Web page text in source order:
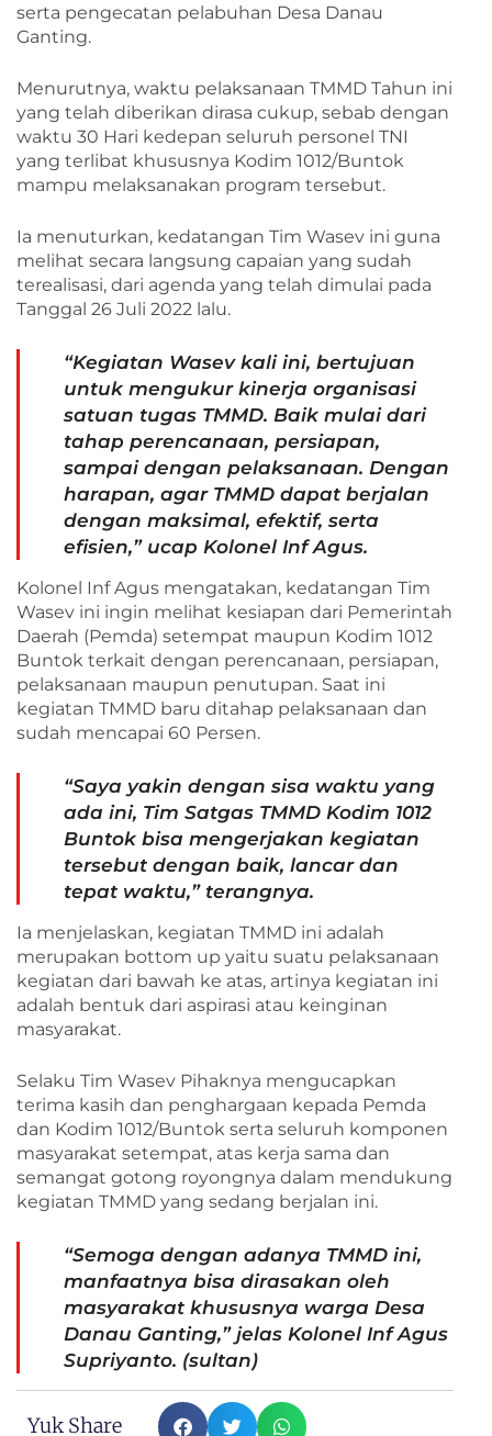
serta pengecatan pelabuhan Desa Danau
Ganting.
Menurutnya, waktu pelaksanaan TMMD Tahun ini
yang telah diberikan dirasa cukup, sebab dengan
waktu 30 Hari kedepan seluruh personel TNI
yang terlibat khususnya Kodim 1012/Buntok
mampu melaksanakan program tersebut.
Ia menuturkan, kedatangan Tim Wasev ini guna
melihat secara langsung capaian yang sudah
terealisasi, dari agenda yang telah dimulai pada
Tanggal 26 Juli 2022 lalu.
“Kegiatan Wasev kali ini, bertujuan
untuk mengukur kinerja organisasi
satuan tugas TMMD. Baik mulai dari
tahap perencanaan, persiapan,
sampai dengan pelaksanaan. Dengan
harapan, agar TMMD dapat berjalan
dengan maksimal, efektif, serta
efisien,” ucap Kolonel Inf Agus.
Kolonel Inf Agus mengatakan, kedatangan Tim
Wasev ini ingin melihat kesiapan dari Pemerintah
Daerah (Pemda) setempat maupun Kodim 1012
Buntok terkait dengan perencanaan, persiapan,
pelaksanaan maupun penutupan. Saat ini
kegiatan TMMD baru ditahap pelaksanaan dan
sudah mencapai 60 Persen.
“Saya yakin dengan sisa waktu yang
ada ini, Tim Satgas TMMD Kodim 1012
Buntok bisa mengerjakan kegiatan
tersebut dengan baik, lancar dan
tepat waktu,” terangnya.
Ia menjelaskan, kegiatan TMMD ini adalah
merupakan bottom up yaitu suatu pelaksanaan
kegiatan dari bawah ke atas, artinya kegiatan ini
adalah bentuk dari aspirasi atau keinginan
masyarakat.
Selaku Tim Wasev Pihaknya mengucapkan
terima kasih dan penghargaan kepada Pemda
dan Kodim 1012/Buntok serta seluruh komponen
masyarakat setempat, atas kerja sama dan
semangat gotong royongnya dalam mendukung
kegiatan TMMD yang sedang berjalan ini.
“Semoga dengan adanya TMMD ini,
manfaatnya bisa dirasakan oleh
masyarakat khususnya warga Desa
Danau Ganting,” jelas Kolonel Inf Agus
Supriyanto. (sultan)
Yuk Share